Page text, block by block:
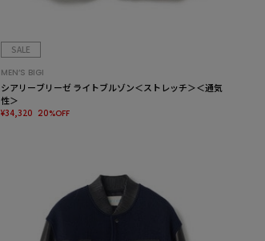
SALE
MEN’S BIGI
シアリーブリーゼ ライトブルゾン＜ストレッチ＞＜通気
性＞
¥34,320 20%OFF